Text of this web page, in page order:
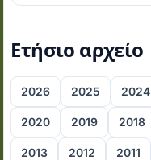
Ετήσιο αρχείο
2026 2025 2024
2020 2019 2018
2013 2012 2011